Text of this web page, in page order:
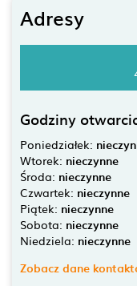
Adresy
Godziny
Poniedziałek:
Wtorek: nieczynne
Środa: nieczynne
Czwartek: nieczynne
Piątek: nieczynne
Sobota: nieczynne
Niedziela: nieczynne
Zobacz dane